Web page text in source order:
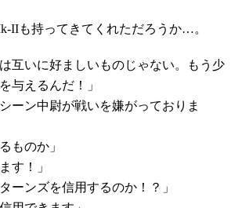
IIも持ってきてくれただろうか…。
互いに好ましいものじゃない。もう少
与えるんだ！」
ーン中尉が戦いを嫌がっておりま
ものか」
す！」
ーンズを信用するのか！？」